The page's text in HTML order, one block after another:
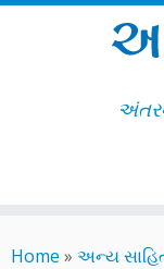
toHome » અન્ય